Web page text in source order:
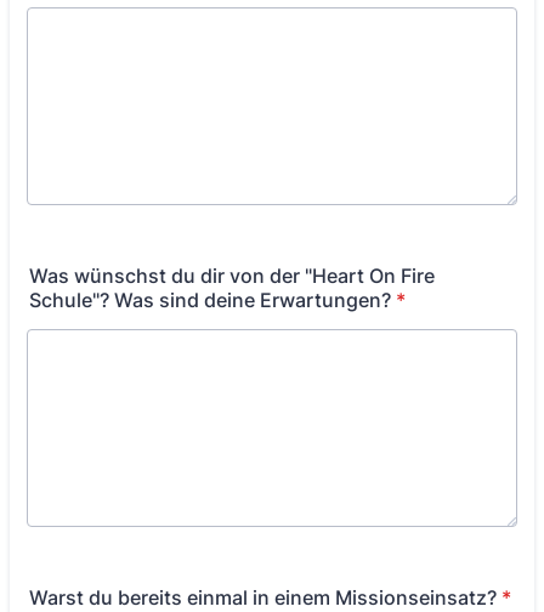
Was wünschst du dir von der "Heart On Fire
Schule"? Was sind deine Erwartungen? *
Warst du bereits einmal in einem Missionseinsatz? *